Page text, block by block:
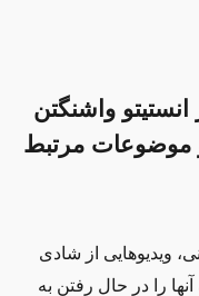
انستیتو واشنگتن
موضوعات مرتبط
ویدیوهایی از شادی
را در حال رفتن به